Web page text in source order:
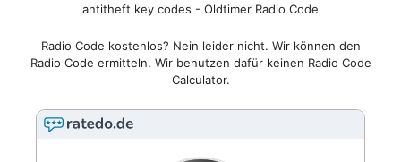
antitheft key codes - Oldtimer Radio Code
Radio Code kostenlos? Nein leider nicht. Wir können den
Radio Code ermitteln. Wir benutzen dafür keinen Radio Code
Calculator.